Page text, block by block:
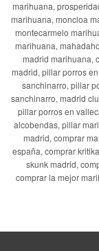
marihuana,
marihuana, moncloa
montecarmelo
marihuana,
madrid marihuana,
madrid, pillar porros
sanchinarro, pillar
sanchinarro, madrid
pillar porros en
alcobendas, pillar
madrid, comprar
españa, comprar
skunk madrid,
comprar la mejor